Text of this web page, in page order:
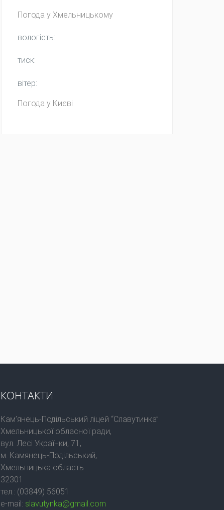
Погода у Хмельницькому
вологість:
тиск:
вітер:
Погода у Києві
КОНТАКТИ
Кам’янець-Подільський ліцей “Славутинка”
Хмельницької обласної ради,
вул. Лесі Українки, 71,
м. Камянець-Подільський,
Хмельницька область
32301
тел.: (03849) 56051
e-mail: slavutynka@gmail.com